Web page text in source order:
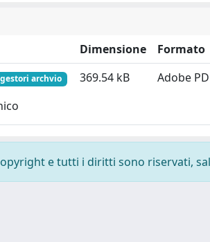
Dimensione
Formato
archvio 369.54 kB Adobe
e tutti i diritti sono riservati,